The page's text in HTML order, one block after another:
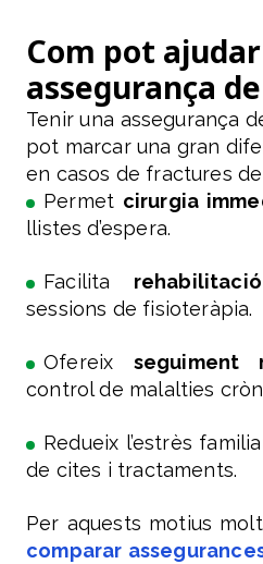
Com pot
assegurança
Tenir una assegurança
pot marcar una gran
en casos de fractures
Permet cirurgia
llistes d’espera.
Facilita
sessions de fisioteràpia.
Ofereix seguiment
control de malalties
Redueix l’estrès
de cites i tractaments.
Per aquests motius
comparar